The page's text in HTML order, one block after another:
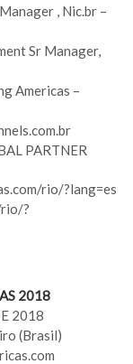
, Nic.br –
Sr Manager,
Americas –
PARTNER
rio/?lang=es
?
2018
2018
(Brasil)